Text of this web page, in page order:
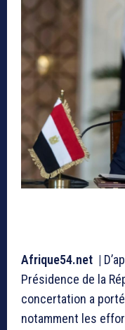
Afrique54.net |
Présidence de la
concertation a
notamment les